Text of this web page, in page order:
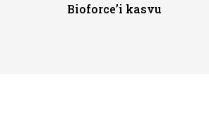
Bioforce’i kasvu